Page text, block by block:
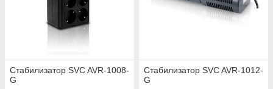
Стабилизатор SVC AVR-1008-
G
Стабилизатор SVC AVR-1012-
G